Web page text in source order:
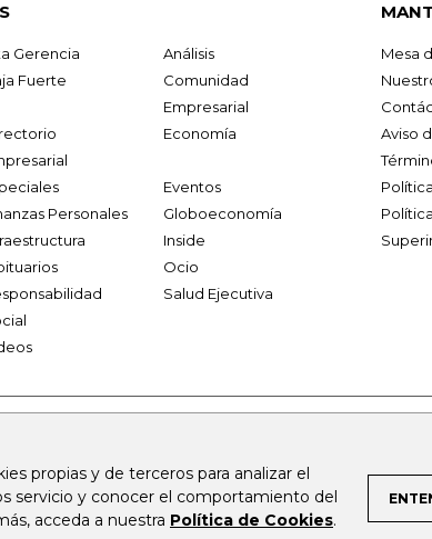
propias y de terceros para analizar el
servicio y conocer el comportamiento del
acceda a nuestra Política de Cookies.
Gerencia
Análisis
Fuerte
Comunidad
Empresarial
Economía
Eventos
Personales
Globoeconomía
Inside
Ocio
Salud Ejecutiva
Mesa
Aviso
firmasdeabogados.com
bolsaencolombia.com
rcnradio.com noticiasrcn.com